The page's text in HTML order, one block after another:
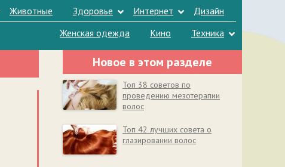
Животные Здоровье Интернет
Дизайн
Женская одежда
Кино Техника
Новое в этом разделе
Топ 38 советов по
проведению мезотерапии
волос
Топ 42 лучших совета о
глазировании волос